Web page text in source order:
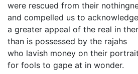
were rescued from their
and compelled us to acknowledge
a greater appeal of the real in
than is possessed by the rajahs
who lavish money on their
for fools to gape at in wonder.